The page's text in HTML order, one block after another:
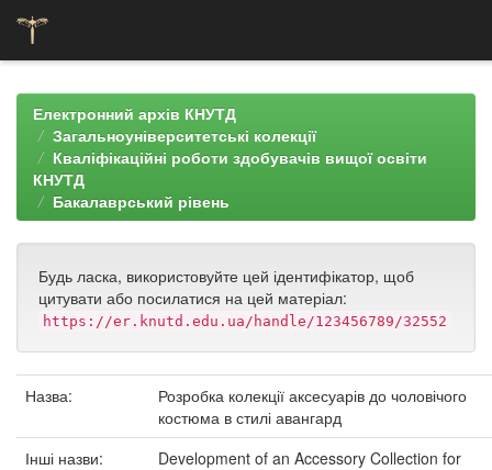
navigationЕлектронний архів КНУТД
Загальноуніверситетські колекції
Кваліфікаційні роботи здобувачів вищої освіти
КНУТД
Бакалаврський рівень
Будь ласка, використовуйте цей ідентифікатор, щоб
цитувати або посилатися на цей матеріал:
https://er.knutd.edu.ua/handle/123456789/32552
Назва:
Розробка колекції аксесуарів до чоловічого
костюма в стилі авангард
Інші назви:
Development of an Accessory Collection for